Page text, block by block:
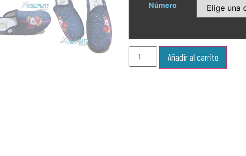
Número
Añadir al carrito